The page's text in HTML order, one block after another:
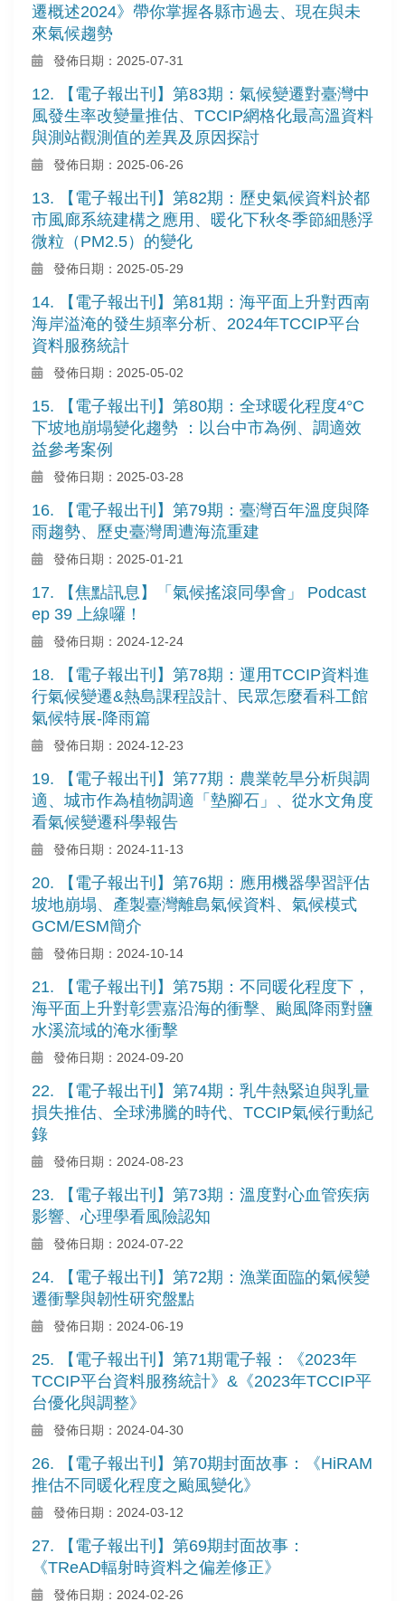
遷概述2024》帶你掌握各縣市過去、現在與未
來氣候趨勢
發佈日期：2025-07-31
12. 【電子報出刊】第83期：氣候變遷對臺灣中
風發生率改變量推估、TCCIP網格化最高溫資料
與測站觀測值的差異及原因探討
發佈日期：2025-06-26
13. 【電子報出刊】第82期：歷史氣候資料於都
市風廊系統建構之應用、暖化下秋冬季節細懸浮
微粒（PM2.5）的變化
發佈日期：2025-05-29
14. 【電子報出刊】第81期：海平面上升對西南
海岸溢淹的發生頻率分析、2024年TCCIP平台
資料服務統計
發佈日期：2025-05-02
15. 【電子報出刊】第80期：全球暖化程度4°C
下坡地崩塌變化趨勢 ：以台中市為例、調適效
益參考案例
發佈日期：2025-03-28
16. 【電子報出刊】第79期：臺灣百年溫度與降
雨趨勢、歷史臺灣周遭海流重建
發佈日期：2025-01-21
17. 【焦點訊息】「氣候搖滾同學會」 Podcast
ep 39 上線囉！
發佈日期：2024-12-24
18. 【電子報出刊】第78期：運用TCCIP資料進
行氣候變遷&熱島課程設計、民眾怎麼看科工館
氣候特展-降雨篇
發佈日期：2024-12-23
19. 【電子報出刊】第77期：農業乾旱分析與調
適、城市作為植物調適「墊腳石」、從水文角度
看氣候變遷科學報告
發佈日期：2024-11-13
20. 【電子報出刊】第76期：應用機器學習評估
坡地崩塌、產製臺灣離島氣候資料、氣候模式
GCM/ESM簡介
發佈日期：2024-10-14
21. 【電子報出刊】第75期：不同暖化程度下，
海平面上升對彰雲嘉沿海的衝擊、颱風降雨對鹽
水溪流域的淹水衝擊
發佈日期：2024-09-20
22. 【電子報出刊】第74期：乳牛熱緊迫與乳量
損失推估、全球沸騰的時代、TCCIP氣候行動紀
錄
發佈日期：2024-08-23
23. 【電子報出刊】第73期：溫度對心血管疾病
影響、心理學看風險認知
發佈日期：2024-07-22
24. 【電子報出刊】第72期：漁業面臨的氣候變
遷衝擊與韌性研究盤點
發佈日期：2024-06-19
25. 【電子報出刊】第71期電子報：《2023年
TCCIP平台資料服務統計》&《2023年TCCIP平
台優化與調整》
發佈日期：2024-04-30
26. 【電子報出刊】第70期封面故事：《HiRAM
推估不同暖化程度之颱風變化》
發佈日期：2024-03-12
27. 【電子報出刊】第69期封面故事：
《TReAD輻射時資料之偏差修正》
發佈日期：2024-02-26